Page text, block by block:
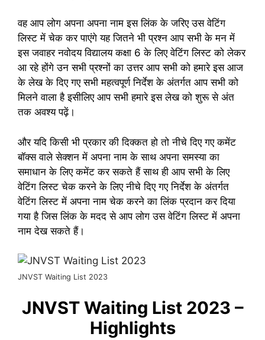
वह आप लोग अपना अपना नाम इस लिंक के जरिए उस वेटिंग
लिस्ट में चेक कर पाएंगे यह जितने भी प्रश्न आप सभी के मन में
इस जवाहर नवोदय विद्यालय कक्षा 6 के लिए वेटिंग लिस्ट को लेकर
आ रहे होंगे उन सभी प्रश्नों का उत्तर आप सभी को हमारे इस आज
के लेख के दिए गए सभी महत्वपूर्ण निर्देश के अंतर्गत आप सभी को
मिलने वाला है इसीलिए आप सभी हमारे इस लेख को शुरू से अंत
तक अवश्य पढ़ें।
और यदि किसी भी प्रकार की दिक्कत हो तो नीचे दिए गए कमेंट
बॉक्स वाले सेक्शन में अपना नाम के साथ अपना समस्या का
समाधान के लिए कमेंट कर सकते हैं साथ ही आप सभी के लिए
वेटिंग लिस्ट चेक करने के लिए नीचे दिए गए निर्देश के अंतर्गत
वेटिंग लिस्ट में अपना नाम चेक करने का लिंक प्रदान कर दिया
गया है जिस लिंक के मदद से आप लोग उस वेटिंग लिस्ट में अपना
नाम देख सकते हैं।
JNVST Waiting List 2023
JNVST Waiting List 2023 –
Highlights